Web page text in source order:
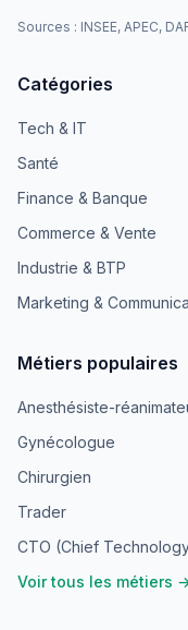
Sources : INSEE, APEC,
Catégories
Tech & IT
Santé
Finance & Banque
Commerce & Vente
Industrie & BTP
Marketing &
Métiers populaires
Anesthésiste-
Gynécologue
Chirurgien
Trader
CTO (Chief
Voir tous les métiers